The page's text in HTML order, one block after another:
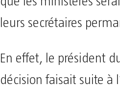
leurs secrétaires
En effet, le président
décision faisait suite à